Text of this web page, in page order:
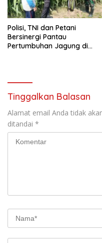
Polisi, TNI dan Petani
Bersinergi Pantau
Pertumbuhan Jagung di
Tinggalkan Balasan
Alamat email Anda tidak
ditandai *